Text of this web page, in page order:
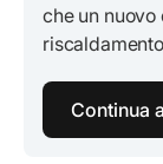
che un
Continua